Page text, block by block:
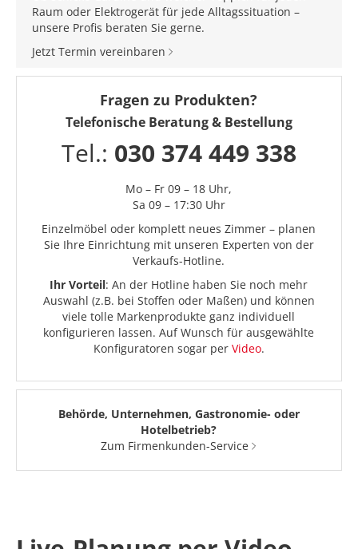
Raum oder Elektrogerät für jede Alltagssituation –
unsere Profis beraten Sie gerne.
Jetzt Termin vereinbaren
Fragen zu Produkten?
Telefonische Beratung & Bestellung
Tel.: 030 374 449 338
Mo – Fr 09 – 18 Uhr,
Sa 09 – 17:30 Uhr
Einzelmöbel oder komplett neues Zimmer – planen
Sie Ihre Einrichtung mit unseren Experten von der
Verkaufs-Hotline.
Ihr Vorteil: An der Hotline haben Sie noch mehr
Auswahl (z.B. bei Stoffen oder Maßen) und können
viele tolle Markenprodukte ganz individuell
konfigurieren lassen. Auf Wunsch für ausgewählte
Konfiguratoren sogar per Video.
Behörde, Unternehmen, Gastronomie- oder
Hotelbetrieb?
Zum Firmenkunden-Service